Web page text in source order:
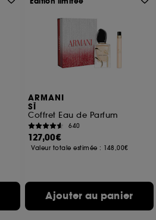
ARMANI
SÌ
Coffret Eau de Parfum
640
127,00€
Valeur totale estimée : 148,00€
Ajouter au panier